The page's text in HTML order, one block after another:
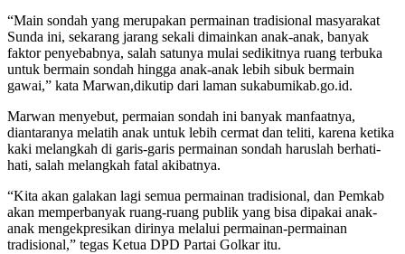
“Main sondah yang merupakan permainan tradisional masyarakat
Sunda ini, sekarang jarang sekali dimainkan anak-anak, banyak
faktor penyebabnya, salah satunya mulai sedikitnya ruang terbuka
untuk bermain sondah hingga anak-anak lebih sibuk bermain
gawai,” kata Marwan,dikutip dari laman sukabumikab.go.id.
Marwan menyebut, permaian sondah ini banyak manfaatnya,
diantaranya melatih anak untuk lebih cermat dan teliti, karena ketika
kaki melangkah di garis-garis permainan sondah haruslah berhati-
hati, salah melangkah fatal akibatnya.
“Kita akan galakan lagi semua permainan tradisional, dan Pemkab
akan memperbanyak ruang-ruang publik yang bisa dipakai anak-
anak mengekpresikan dirinya melalui permainan-permainan
tradisional,” tegas Ketua DPD Partai Golkar itu.